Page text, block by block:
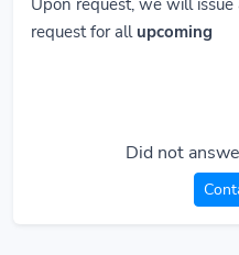
Upon request, we will
request for all upcoming
Did not